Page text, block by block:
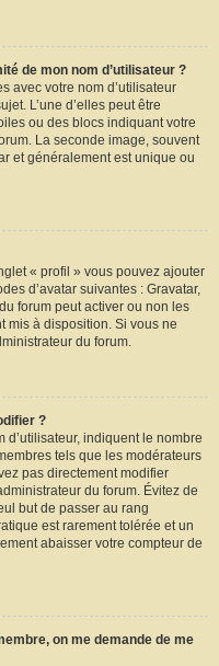
de mon nom d’utilisateur ?
avec votre nom d’utilisateur
L’une d’elles peut être
ou des blocs indiquant votre
La seconde image, souvent
et généralement est unique ou
« profil » vous pouvez ajouter
d’avatar suivantes : Gravatar,
forum peut activer ou non les
mis à disposition. Si vous ne
du forum.
?
d’utilisateur, indiquent le nombre
tels que les modérateurs
pas directement modifier
du forum. Évitez de
but de passer au rang
est rarement tolérée et un
abaisser votre compteur de
on me demande de me